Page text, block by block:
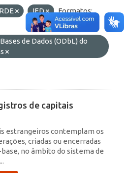
RDE IED
Formatos:
de Dados (ODbL) do
de capitais
estrangeiros contemplam os
criadas ou encerradas
no âmbito do sistema de